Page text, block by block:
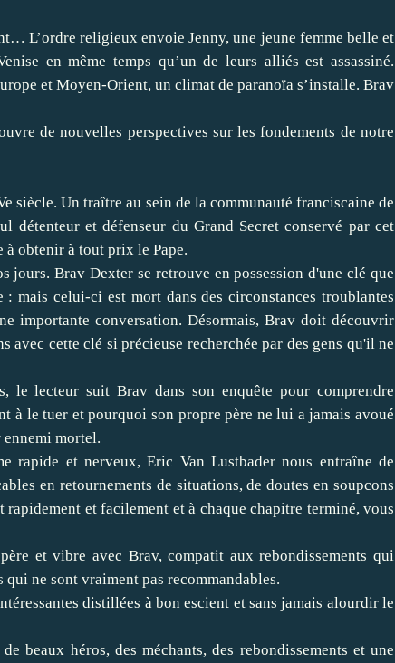
L’ordre religieux envoie Jenny, une jeune femme belle et
en même temps qu’un de leurs alliés est assassiné.
et Moyen-Orient, un climat de paranoïa s’installe. Brav
de nouvelles perspectives sur les fondements de notre
siècle. Un traître au sein de la communauté franciscaine de
détenteur et défenseur du Grand Secret conservé par cet
à obtenir à tout prix le Pape.
jours. Brav Dexter se retrouve en possession d'une clé que
mais celui-ci est mort dans des circonstances troublantes
importante conversation. Désormais, Brav doit découvrir
avec cette clé si précieuse recherchée par des gens qu'il ne
le lecteur suit Brav dans son enquête pour comprendre
à le tuer et pourquoi son propre père ne lui a jamais avoué
mortel.
rapide et nerveux, Eric Van Lustbader nous entraîne de
en retournements de situations, de doutes en soupcons
et facilement et à chaque chapitre terminé, vous
et vibre avec Brav, compatit aux rebondissements qui
ne sont vraiment pas recommandables.
distillées à bon escient et sans jamais alourdir le
beaux héros, des méchants, des rebondissements et une